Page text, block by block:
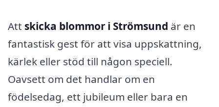
Att skicka blommor i Strömsund är en
fantastisk gest för att visa uppskattning,
kärlek eller stöd till någon speciell.
Oavsett om det handlar om en
födelsedag, ett jubileum eller bara en